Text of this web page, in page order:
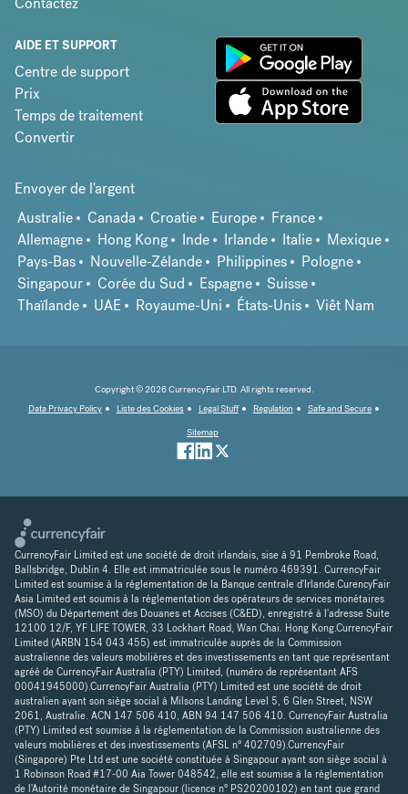
AIDE ET SUPPORT
Centre de support
Prix
Temps de traitement
Convertir
Envoyer de l'argent
Australie
Canada Croatie Europe
France
Allemagne
Hong Kong Inde Irlande Italie
Mexique
Pays-Bas
Nouvelle-Zélande Philippines
Pologne
Singapour
Corée du Sud Espagne
Suisse
Thaïlande
UAE Royaume-Uni États-Unis Viêt Nam
Copyright © 2026 CurrencyFair LTD. All rights reserved.
Data Privacy Policy
Liste des Cookies Legal Stuff Regulation
Safe and Secure
Sitemap
CurrencyFair Limited est une société de droit irlandais, sise à 91 Pembroke Road,
Ballsbridge, Dublin 4. Elle est immatriculée sous le numéro 469391. CurrencyFair
Limited est soumise à la réglementation de la Banque centrale d'Irlande.CurencyFair
Asia Limited est soumis à la réglementation des opérateurs de services monétaires
(MSO) du Département des Douanes et Accises (C&ED), enregistré à l'adresse Suite
12100 12/F, YF LIFE TOWER, 33 Lockhart Road, Wan Chai. Hong Kong.CurrencyFair
Limited (ARBN 154 043 455) est immatriculée auprès de la Commission
australienne des valeurs mobilières et des investissements en tant que représentant
agréé de CurrencyFair Australia (PTY) Limited, (numéro de représentant AFS
00041945000).CurrencyFair Australia (PTY) Limited est une société de droit
australien ayant son siège social à Milsons Landing Level 5, 6 Glen Street, NSW
2061, Australie. ACN 147 506 410, ABN 94 147 506 410. CurrencyFair Australia
(PTY) Limited est soumise à la réglementation de la Commission australienne des
valeurs mobilières et des investissements (AFSL n° 402709).CurrencyFair
(Singapore) Pte Ltd est une société constituée à Singapour ayant son siège social à
1 Robinson Road #17-00 Aia Tower 048542, elle est soumise à la réglementation
de l'Autorité monétaire de Singapour (licence n° PS20200102) en tant que grand